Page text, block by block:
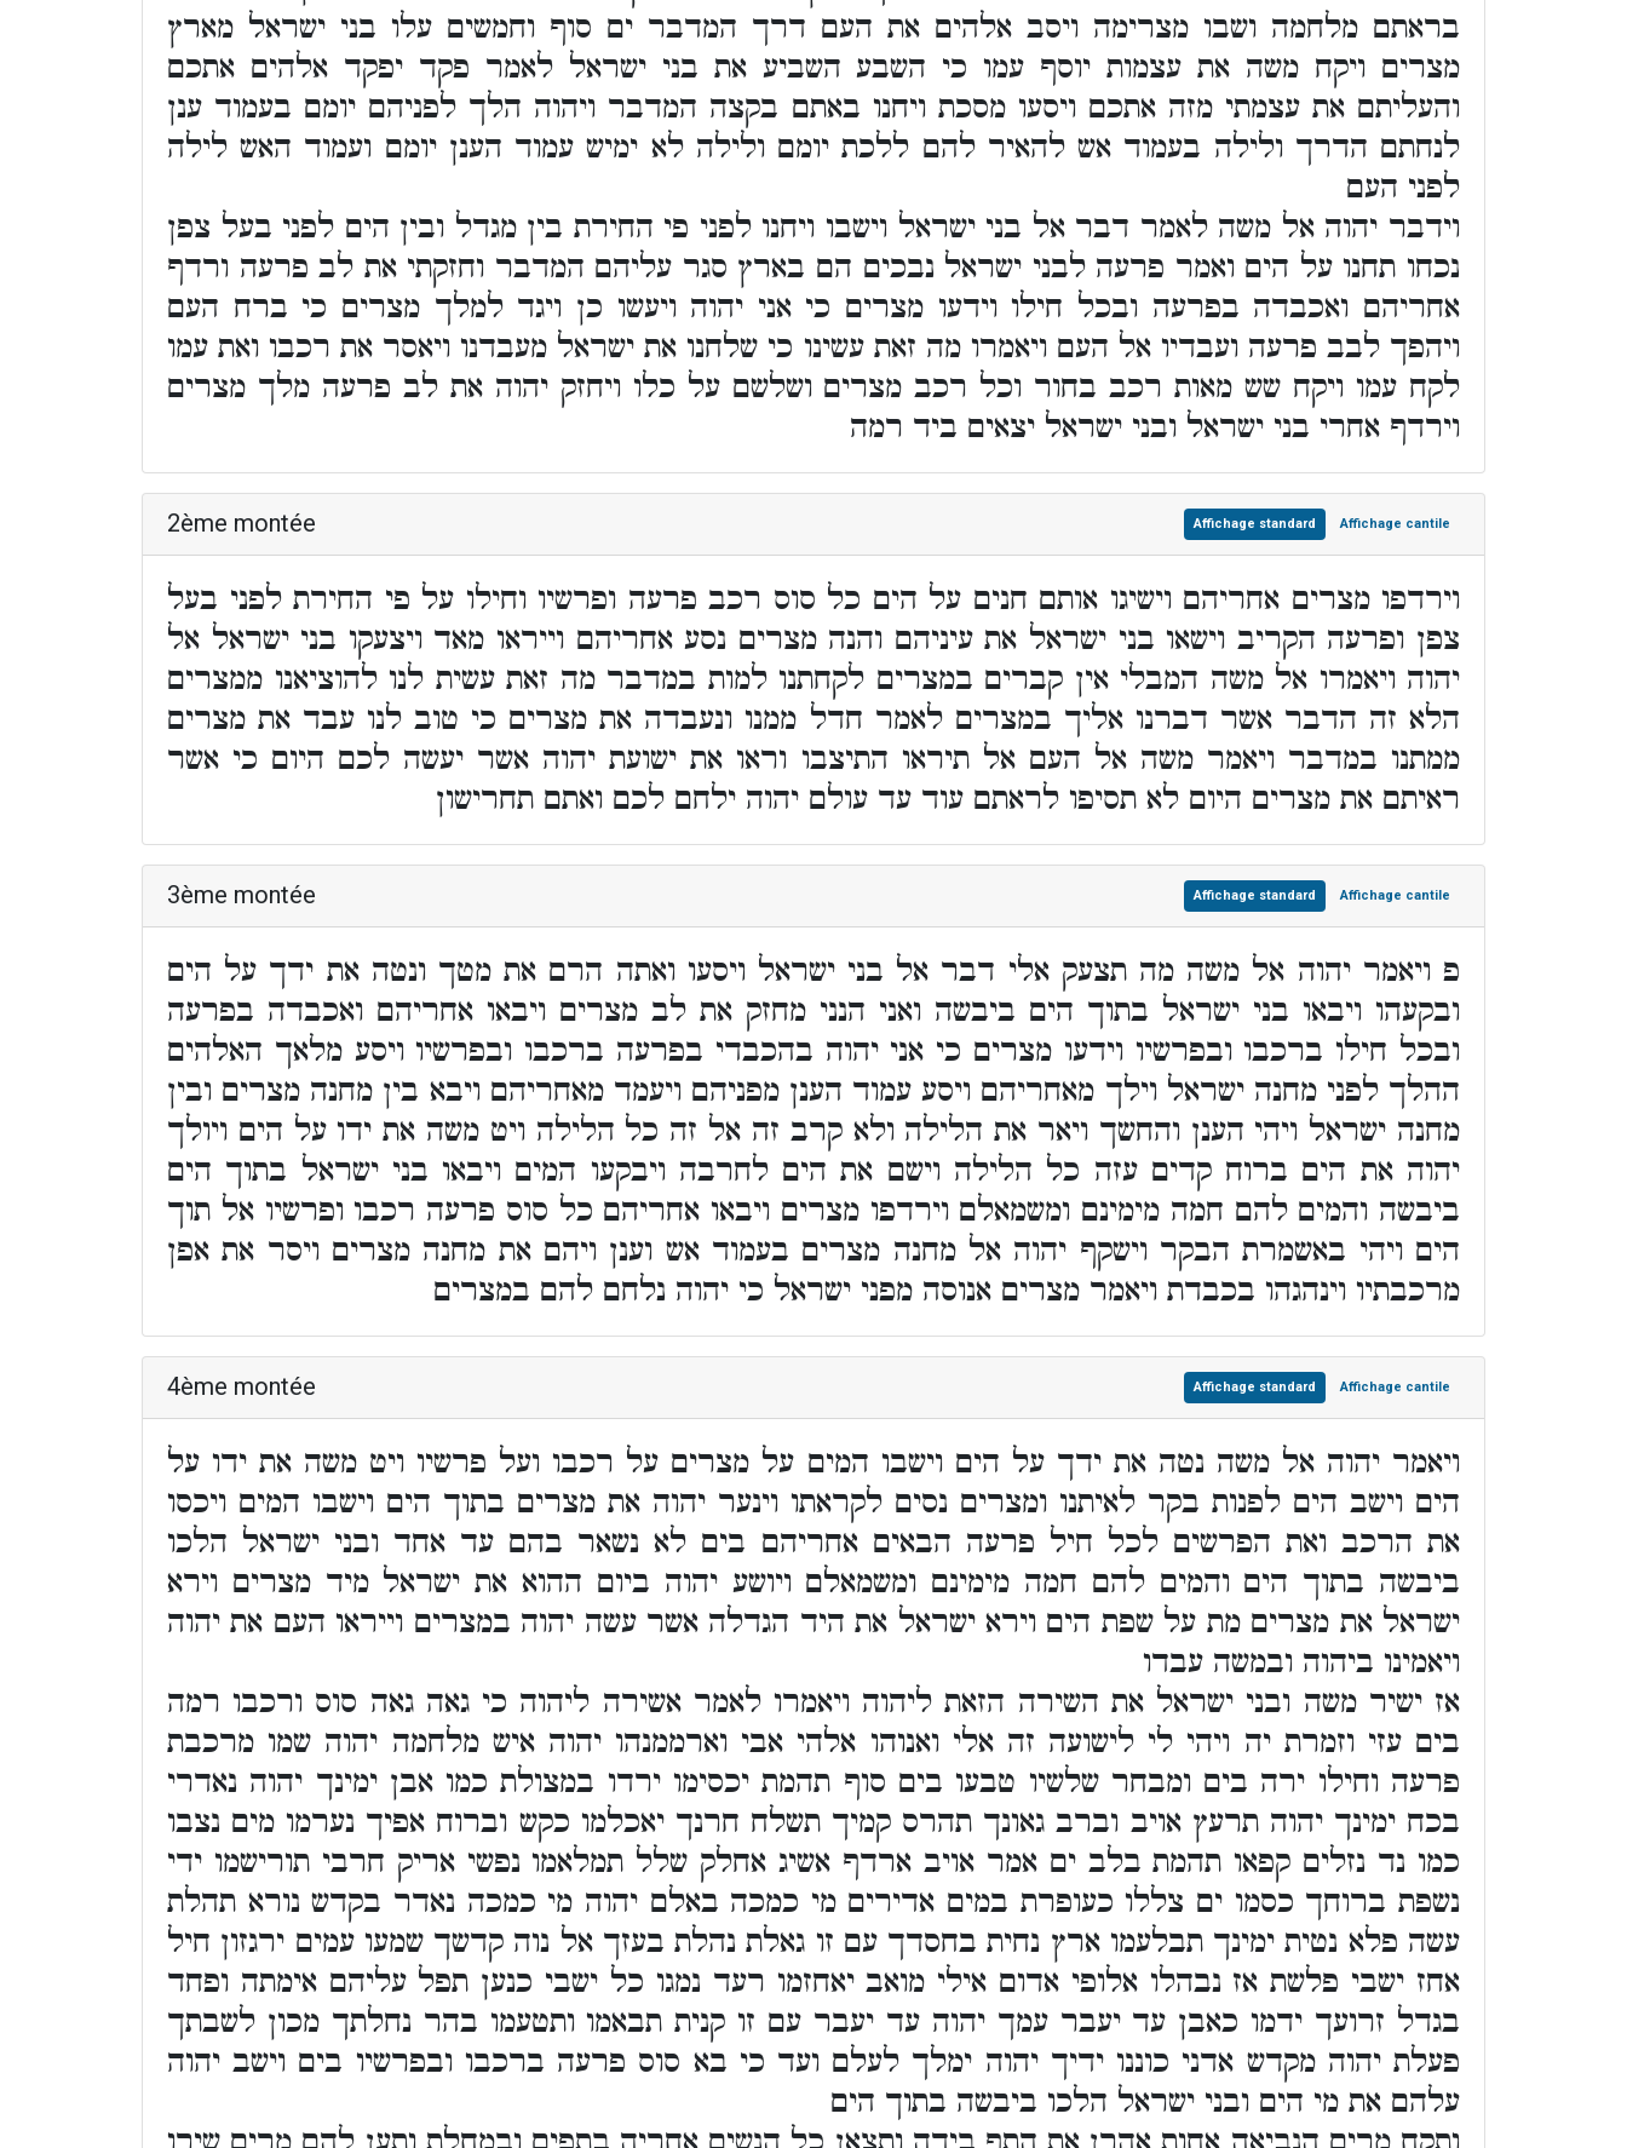
בראתם מלחמה ושבו מצרימה ויסב אלהים את העם דרך המדבר ים סוף וחמשים עלו בני ישראל מארץ
מצרים ויקח משה את עצמות יוסף עמו כי השבע השביע את בני ישראל לאמר פקד יפקד אלהים אתכם
והעליתם את עצמתי מזה אתכם ויסעו מסכת ויחנו באתם בקצה המדבר ויהוה הלך לפניהם יומם בעמוד ענן
לנחתם הדרך ולילה בעמוד אש להאיר להם ללכת יומם ולילה לא ימיש עמוד הענן יומם ועמוד האש לילה
לפני העם
וידבר יהוה אל משה לאמר דבר אל בני ישראל וישבו ויחנו לפני פי החירת בין מגדל ובין הים לפני בעל צפן
נכחו תחנו על הים ואמר פרעה לבני ישראל נבכים הם בארץ סגר עליהם המדבר וחזקתי את לב פרעה ורדף
אחריהם ואכבדה בפרעה ובכל חילו וידעו מצרים כי אני יהוה ויעשו כן ויגד למלך מצרים כי ברח העם
ויהפך לבב פרעה ועבדיו אל העם ויאמרו מה זאת עשינו כי שלחנו את ישראל מעבדנו ויאסר את רכבו ואת עמו
לקח עמו ויקח שש מאות רכב בחור וכל רכב מצרים ושלשם על כלו ויחזק יהוה את לב פרעה מלך מצרים
וירדף אחרי בני ישראל ובני ישראל יצאים ביד רמה
2ème montée Affichage standard Affichage cantile
וירדפו מצרים אחריהם וישיגו אותם חנים על הים כל סוס רכב פרעה ופרשיו וחילו על פי החירת לפני בעל
צפן ופרעה הקריב וישאו בני ישראל את עיניהם והנה מצרים נסע אחריהם וייראו מאד ויצעקו בני ישראל אל
יהוה ויאמרו אל משה המבלי אין קברים במצרים לקחתנו למות במדבר מה זאת עשית לנו להוציאנו ממצרים
הלא זה הדבר אשר דברנו אליך במצרים לאמר חדל ממנו ונעבדה את מצרים כי טוב לנו עבד את מצרים
ממתנו במדבר ויאמר משה אל העם אל תיראו התיצבו וראו את ישועת יהוה אשר יעשה לכם היום כי אשר
ראיתם את מצרים היום לא תסיפו לראתם עוד עד עולם יהוה ילחם לכם ואתם תחרישון
3ème montée Affichage standard Affichage cantile
פ ויאמר יהוה אל משה מה תצעק אלי דבר אל בני ישראל ויסעו ואתה הרם את מטך ונטה את ידך על הים
ובקעהו ויבאו בני ישראל בתוך הים ביבשה ואני הנני מחזק את לב מצרים ויבאו אחריהם ואכבדה בפרעה
ובכל חילו ברכבו ובפרשיו וידעו מצרים כי אני יהוה בהכבדי בפרעה ברכבו ובפרשיו ויסע מלאך האלהים
ההלך לפני מחנה ישראל וילך מאחריהם ויסע עמוד הענן מפניהם ויעמד מאחריהם ויבא בין מחנה מצרים ובין
מחנה ישראל ויהי הענן והחשך ויאר את הלילה ולא קרב זה אל זה כל הלילה ויט משה את ידו על הים ויולך
יהוה את הים ברוח קדים עזה כל הלילה וישם את הים לחרבה ויבקעו המים ויבאו בני ישראל בתוך הים
ביבשה והמים להם חמה מימינם ומשמאלם וירדפו מצרים ויבאו אחריהם כל סוס פרעה רכבו ופרשיו אל תוך
הים ויהי באשמרת הבקר וישקף יהוה אל מחנה מצרים בעמוד אש וענן ויהם את מחנה מצרים ויסר את אפן
מרכבתיו וינהגהו בכבדת ויאמר מצרים אנוסה מפני ישראל כי יהוה נלחם להם במצרים
4ème montée Affichage standard Affichage cantile
ויאמר יהוה אל משה נטה את ידך על הים וישבו המים על מצרים על רכבו ועל פרשיו ויט משה את ידו על
הים וישב הים לפנות בקר לאיתנו ומצרים נסים לקראתו וינער יהוה את מצרים בתוך הים וישבו המים ויכסו
את הרכב ואת הפרשים לכל חיל פרעה הבאים אחריהם בים לא נשאר בהם עד אחד ובני ישראל הלכו
ביבשה בתוך הים והמים להם חמה מימינם ומשמאלם ויושע יהוה ביום ההוא את ישראל מיד מצרים וירא
ישראל את מצרים מת על שפת הים וירא ישראל את היד הגדלה אשר עשה יהוה במצרים וייראו העם את יהוה
ויאמינו ביהוה ובמשה עבדו
אז ישיר משה ובני ישראל את השירה הזאת ליהוה ויאמרו לאמר אשירה ליהוה כי גאה גאה סוס ורכבו רמה
בים עזי וזמרת יה ויהי לי לישועה זה אלי ואנוהו אלהי אבי וארממנהו יהוה איש מלחמה יהוה שמו מרכבת
פרעה וחילו ירה בים ומבחר שלשיו טבעו בים סוף תהמת יכסימו ירדו במצולת כמו אבן ימינך יהוה נאדרי
בכח ימינך יהוה תרעץ אויב וברב גאונך תהרס קמיך תשלח חרנך יאכלמו כקש וברוח אפיך נערמו מים נצבו
כמו נד נזלים קפאו תהמת בלב ים אמר אויב ארדף אשיג אחלק שלל תמלאמו נפשי אריק חרבי תורישמו ידי
נשפת ברוחך כסמו ים צללו כעופרת במים אדירים מי כמכה באלם יהוה מי כמכה נאדר בקדש נורא תהלת
עשה פלא נטית ימינך תבלעמו ארץ נחית בחסדך עם זו גאלת נהלת בעזך אל נוה קדשך שמעו עמים ירגזון חיל
אחז ישבי פלשת אז נבהלו אלופי אדום אילי מואב יאחזמו רעד נמגו כל ישבי כנען תפל עליהם אימתה ופחד
בגדל זרועך ידמו כאבן עד יעבר עמך יהוה עד יעבר עם זו קנית תבאמו ותטעמו בהר נחלתך מכון לשבתך
פעלת יהוה מקדש אדני כוננו ידיך יהוה ימלך לעלם ועד כי בא סוס פרעה ברכבו ובפרשיו בים וישב יהוה
עלהם את מי הים ובני ישראל הלכו ביבשה בתוך הים